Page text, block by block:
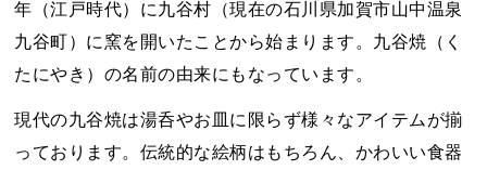
年（江戸時代）に九谷村（現在の石川県加賀市山中温泉
九谷町）に窯を開いたことから始まります。九谷焼（く
たにやき）の名前の由来にもなっています。
現代の九谷焼は湯呑やお皿に限らず様々なアイテムが揃
っております。伝統的な絵柄はもちろん、かわいい食器